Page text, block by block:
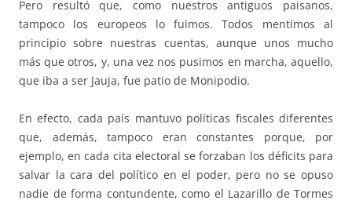
Pero resultó que, como nuestros antiguos paisanos,
tampoco los europeos lo fuimos. Todos mentimos al
principio sobre nuestras cuentas, aunque unos mucho
más que otros, y, una vez nos pusimos en marcha, aquello,
que iba a ser Jauja, fue patio de Monipodio.
En efecto, cada país mantuvo políticas fiscales diferentes
que, además, tampoco eran constantes porque, por
ejemplo, en cada cita electoral se forzaban los déficits para
salvar la cara del político en el poder, pero no se opuso
nadie de forma contundente, como el Lazarillo de Tormes